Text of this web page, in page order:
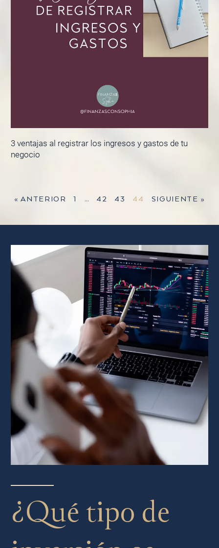
3 ventajas al registrar los ingresos y gastos de tu
negocio
« ANTERIOR 1 … 42 43 44 SIGUIENTE »
¿Qué tipo de